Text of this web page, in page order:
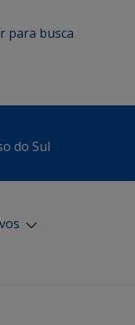
para busca
do Sul